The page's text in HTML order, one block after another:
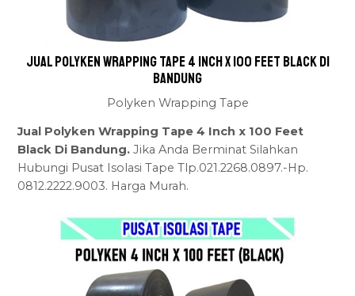
Jual Polyken Wrapping Tape 4 Inch x 100 Feet Black Di
Bandung
Polyken Wrapping Tape
Jual Polyken Wrapping Tape 4 Inch x 100 Feet
Black Di Bandung. Jika Anda Berminat Silahkan
Hubungi Pusat Isolasi Tape Tlp.021.2268.0897.-Hp.
0812.2222.9003. Harga Murah.